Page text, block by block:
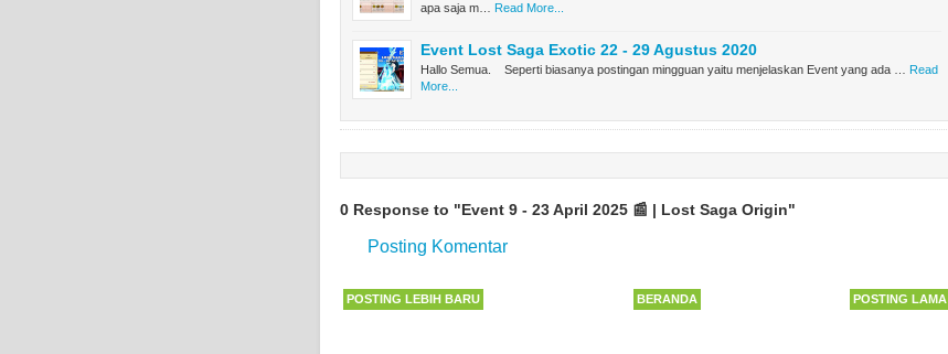
apa saja m… Read More...
Event Lost Saga Exotic 22 - 29 Agustus 2020
Hallo Semua. Seperti biasanya postingan mingguan yaitu menjelaskan Event yang ada … Read
More...
0 Response to "Event 9 - 23 April 2025 📰 | Lost Saga Origin"
Posting Komentar
POSTING LEBIH BARU POSTING LAMA
BERANDA